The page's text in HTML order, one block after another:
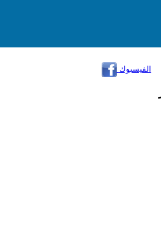
الفيسبوك